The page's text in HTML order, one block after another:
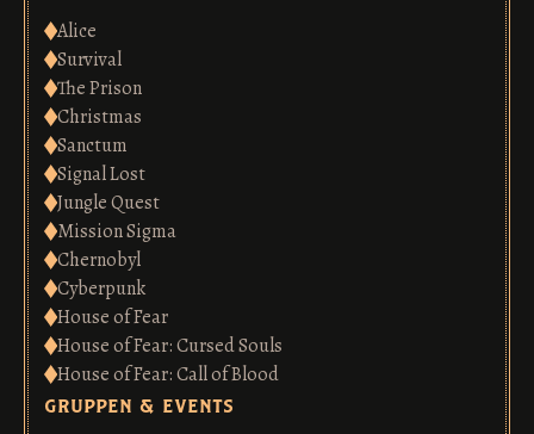
Alice
Survival
The Prison
Christmas
Sanctum
Signal Lost
Jungle Quest
Mission Sigma
Chernobyl
Cyberpunk
House of Fear
House of Fear: Cursed Souls
House of Fear: Call of Blood
gruppen & events